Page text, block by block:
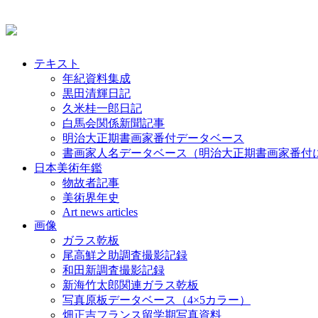
テキスト
年紀資料集成
黒田清輝日記
久米桂一郎日記
白馬会関係新聞記事
明治大正期書画家番付データベース
書画家人名データベース（明治大正期書画家番付
日本美術年鑑
物故者記事
美術界年史
Art news articles
画像
ガラス乾板
尾高鮮之助調査撮影記録
和田新調査撮影記録
新海竹太郎関連ガラス乾板
写真原板データベース（4×5カラー）
畑正吉フランス留学期写真資料